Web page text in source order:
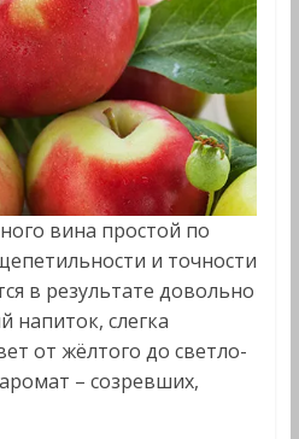
вина простой по
и точности
в результате довольно
напиток, слегка
от жёлтого до светло-
– созревших,